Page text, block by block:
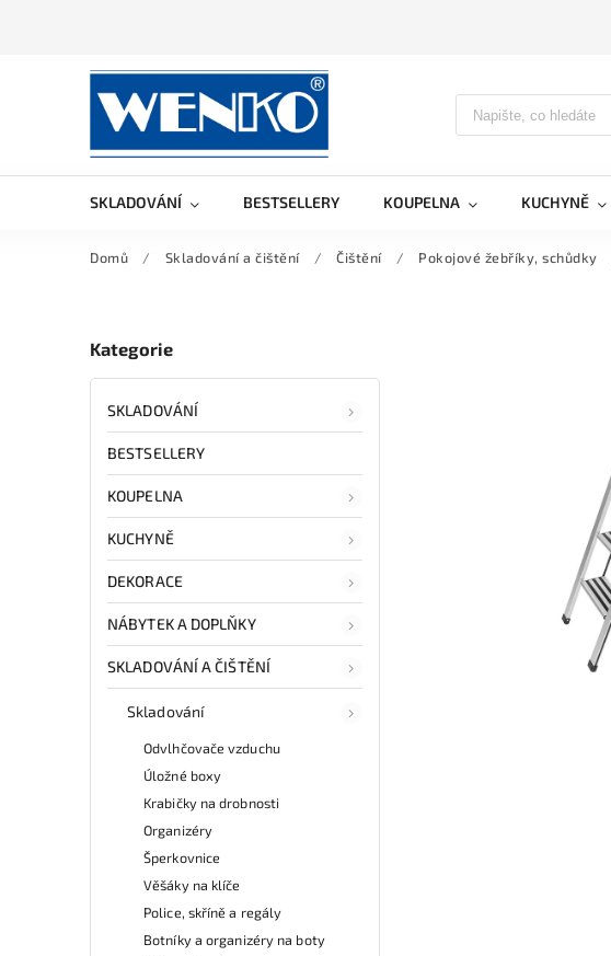
SKLADOVÁNÍ BESTSELLERY KOUPELNA KUCHYNĚ
Domů / Skladování a čištění / Čištění / Pokojové žebříky, schůdky
Kategorie
SKLADOVÁNÍ
BESTSELLERY
KOUPELNA
KUCHYNĚ
DEKORACE
NÁBYTEK A DOPLŇKY
SKLADOVÁNÍ A ČIŠTĚNÍ
Skladování
Odvlhčovače vzduchu
Úložné boxy
Krabičky na drobnosti
Organizéry
Šperkovnice
Věšáky na klíče
Police, skříně a regály
Botníky a organizéry na boty